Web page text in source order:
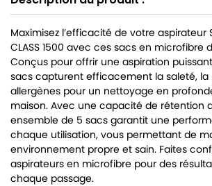
Maximisez l’efficacité de votre aspirateur
CLASS 1500 avec ces sacs en microfibre
Conçus pour offrir une aspiration
sacs capturent efficacement la saleté, la
allergènes pour un nettoyage en
maison. Avec une capacité de rétention
ensemble de 5 sacs garantit une
chaque utilisation, vous permettant de
environnement propre et sain. Faites
aspirateurs en microfibre pour des
chaque passage.